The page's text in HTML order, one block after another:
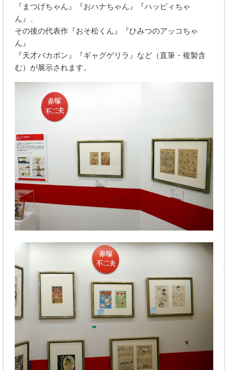
『まつげちゃん』『おハナちゃん』『ハッピィちゃ
ん』、
その後の代表作『おそ松くん』『ひみつのアッコちゃ
ん』
『天才バカボン』『ギャグゲリラ』など（直筆・複製含
む）が展示されます。